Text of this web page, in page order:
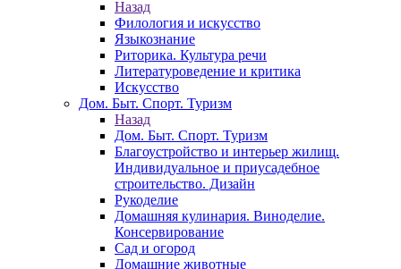
Назад
Филология и искусство
Языкознание
Риторика. Культура речи
Литературоведение и критика
Искусство
Дом. Быт. Спорт. Туризм
Назад
Дом. Быт. Спорт. Туризм
Благоустройство и интерьер жилищ.
Индивидуальное и приусадебное
строительство. Дизайн
Рукоделие
Домашняя кулинария. Виноделие.
Консервирование
Сад и огород
Домашние животные